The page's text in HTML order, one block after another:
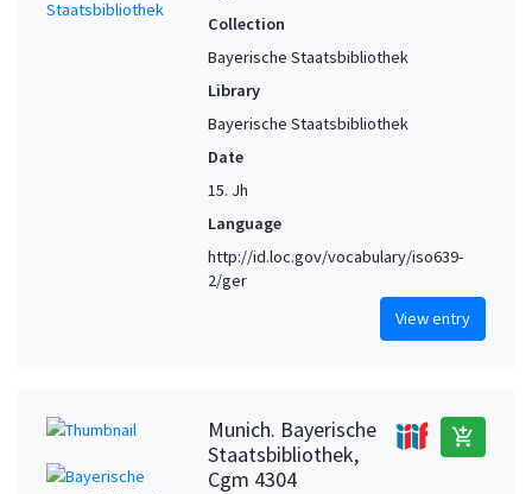
Collection
Bayerische Staatsbibliothek
Library
Bayerische Staatsbibliothek
Date
15. Jh
Language
http://id.loc.gov/vocabulary/iso639-
2/ger
View entry
Munich. Bayerische
Staatsbibliothek,
Cgm 4304
add_shopping_cart